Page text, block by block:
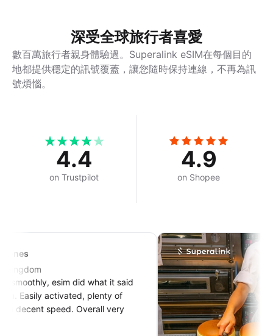
深受全球旅行者喜愛
數百萬旅行者親身體驗過。Superalink eSIM在每個目的
地都提供穩定的訊號覆蓋，讓您隨時保持連線，不再為訊
號煩惱。
4.4
on Trustpilot
4.9
on Shopee
esim did what it said
activated, plenty of
speed. Overall very